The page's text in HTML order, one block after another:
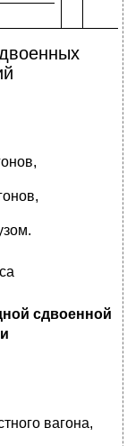
сдвоенной
вагона,